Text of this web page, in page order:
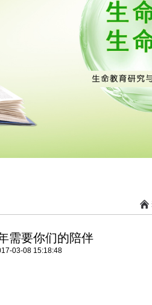
需要你们的陪伴
03-08 15:18:48